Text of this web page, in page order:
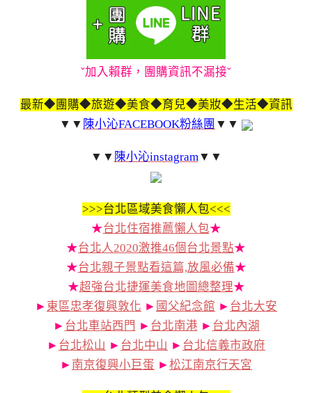
ˇ加入賴群，團購資訊不漏接ˇ
最新◆團購◆旅遊◆美食◆育兒◆美妝◆生活◆資訊
▼▼ 陳小沁FACEBOOK粉絲團 ▼▼
▼▼ 陳小沁instagram ▼▼
>>>台北區域美食懶人包<<<
★台北住宿推薦懶人包★
★台北人2020激推46個台北景點★
★台北親子景點看這篇,放風必備★
★超強台北捷運美食地圖總整理★
► 東區忠孝復興敦化 ► 國父紀念館 ► 台北大安
► 台北車站西門 ► 台北南港 ► 台北內湖
► 台北松山 ► 台北中山 ► 台北信義市政府
► 南京復興小巨蛋 ► 松江南京行天宮